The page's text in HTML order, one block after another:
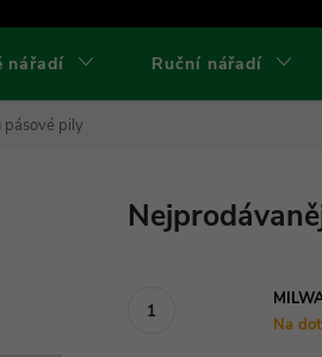
nářadí Ruční nářadí
pásové pily
Na